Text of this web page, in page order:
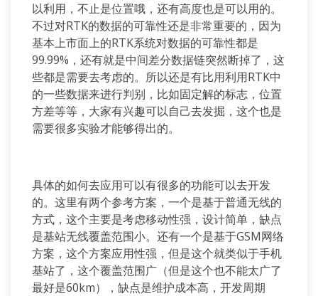
以利用，不止是位置哦，还有高度也是可以用的。
不过对RTK的数据的可靠性还是非常重要的，因为
基本上市面上的RTK系统对数据的可靠性都是
99.99%，还有就是中间差分数据链突然断掉了，这
些都是需要去考虑的。所以还是有比用利用RTK中
的一些数据来进行判别，比如固定解的标志，位置
方差等等，大家有兴趣可以自己去发掘，这个也是
需要很多实验才能够得出的。
具体的如何去应用可以有很多的功能可以去开发
的。这里有两个参考方案，一个是基于普通无线的
方式，这个主要是考虑移动性强，设计简单，缺点
是基站无线覆盖范围小。还有一个是基于GSM网络
方案，这个方案应用性强，但是这个就类似于手机
基站了，这个覆盖范围广（但是这个也不能太广了
最好是60km），缺点是维护成本高，开发周期